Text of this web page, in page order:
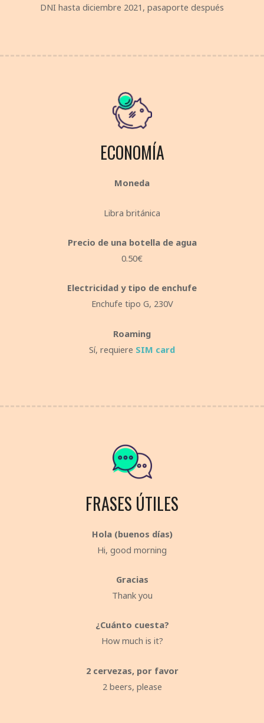
DNI hasta diciembre 2021, pasaporte después
ECONOMÍA
Moneda
Libra británica
Precio de una botella de agua
0.50€
Electricidad y tipo de enchufe
Enchufe tipo G, 230V
Roaming
Sí, requiere SIM card
FRASES ÚTILES
Hola (buenos días)
Hi, good morning
Gracias
Thank you
¿Cuánto cuesta?
How much is it?
2 cervezas, por favor
2 beers, please